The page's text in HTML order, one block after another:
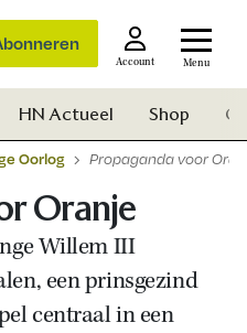
Account Menu
HN Actueel Shop
Oorlog Propaganda voor
Oranje
Willem III
een prinsgezind
centraal in een